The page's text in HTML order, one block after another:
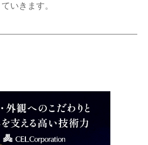
ていきます。